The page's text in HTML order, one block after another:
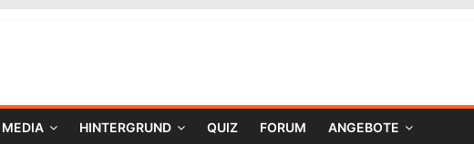
MEDIA HINTERGRUND QUIZ FORUM ANGEBOTE